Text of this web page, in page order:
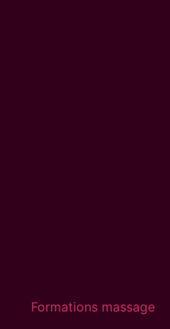
Formations massage